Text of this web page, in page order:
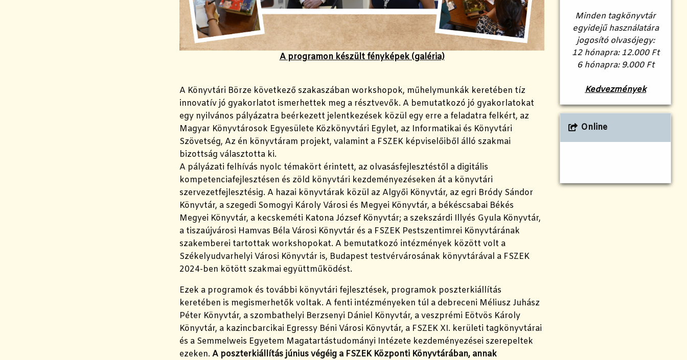
A programon készült fényképek (galéria)
A Könyvtári Börze következő szakaszában workshopok, műhelymunkák keretében tíz
innovatív jó gyakorlatot ismerhettek meg a résztvevők. A bemutatkozó jó gyakorlatokat
egy nyilvános pályázatra beérkezett jelentkezések közül egy erre a feladatra felkért, az
Magyar Könyvtárosok Egyesülete Közkönyvtári Egylet, az Informatikai és Könyvtári
Szövetség, Az én könyvtáram projekt, valamint a FSZEK képviselőiből álló szakmai
bizottság választotta ki.
A pályázati felhívás nyolc témakört érintett, az olvasásfejlesztéstől a digitális
kompetenciafejlesztésen és zöld könyvtári kezdeményezéseken át a könyvtári
szervezetfejlesztésig. A hazai könyvtárak közül az Algyői Könyvtár, az egri Bródy Sándor
Könyvtár, a szegedi Somogyi Károly Városi és Megyei Könyvtár, a békéscsabai Békés
Megyei Könyvtár, a kecskeméti Katona József Könyvtár; a szekszárdi Illyés Gyula Könyvtár,
a tiszaújvárosi Hamvas Béla Városi Könyvtár és a FSZEK Pestszentimrei Könyvtárának
szakemberei tartottak workshopokat. A bemutatkozó intézmények között volt a
Székelyudvarhelyi Városi Könyvtár is, Budapest testvérvárosának könyvtárával a FSZEK
2024-ben kötött szakmai együttműködést.
Ezek a programok és további könyvtári fejlesztések, programok poszterkiállítás
keretében is megismerhetők voltak. A fenti intézményeken túl a debreceni Méliusz Juhász
Péter Könyvtár, a szombathelyi Berzsenyi Dániel Könyvtár, a veszprémi Eötvös Károly
Könyvtár, a kazincbarcikai Egressy Béni Városi Könyvtár, a FSZEK XI. kerületi tagkönyvtárai
és a Semmelweis Egyetem Magatartástudományi Intézete kezdeményezései szerepeltek
ezeken. A poszterkiállítás június végéig a FSZEK Központi Könyvtárában, annak
Minden tagkönyvtár
egyidejű használatára
jogosító olvasójegy:
12 hónapra: 12.000 Ft
6 hónapra: 9.000 Ft
Kedvezmények
Online